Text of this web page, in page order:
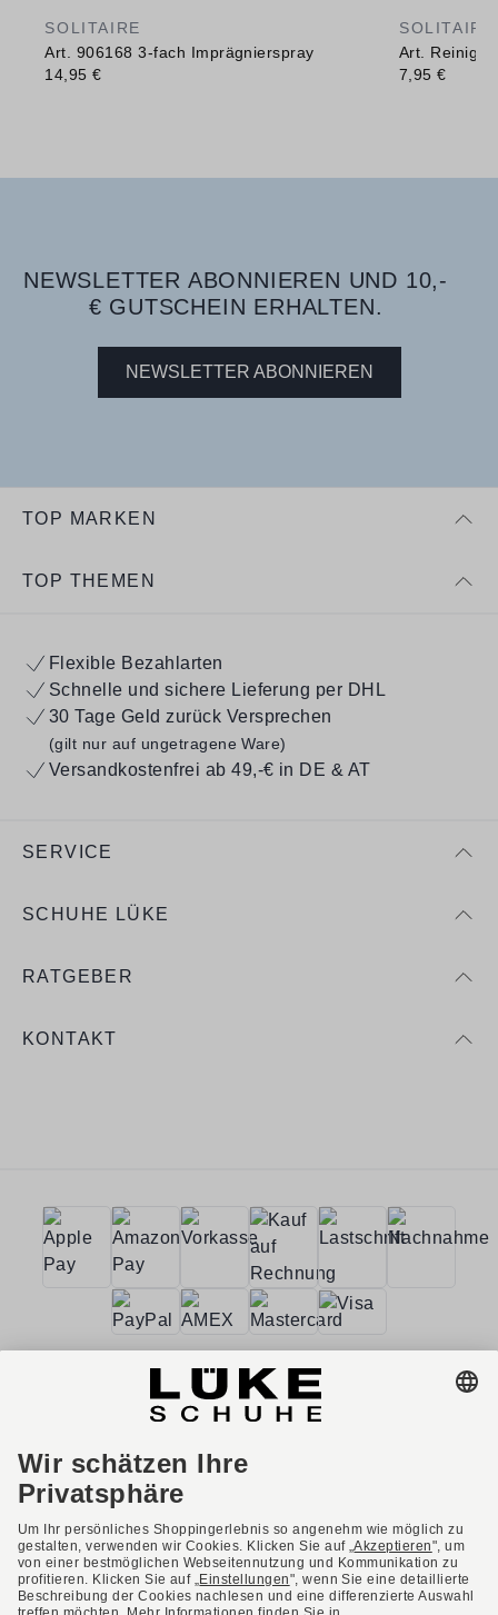
SOLITAIRE
Art. 906168 3-fach Imprägnierspray
14,95 €
SOLITAIRE
Art.
7,95 €
NEWSLETTER ABONNIEREN UND 10,-
€ GUTSCHEIN ERHALTEN.
NEWSLETTER ABONNIEREN
TOP MARKEN
TOP THEMEN
Flexible Bezahlarten
Schnelle und sichere Lieferung per DHL
30 Tage Geld zurück Versprechen
(gilt nur auf ungetragene Ware)
Versandkostenfrei ab 49,-€ in DE & AT
SERVICE
SCHUHE LÜKE
RATGEBER
KONTAKT
AGB Barrierefreiheit
Impressum